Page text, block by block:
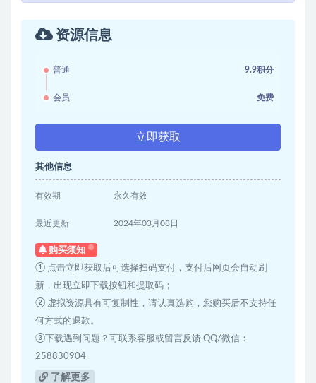
资源信息
普通 9.9积分
会员 免费
立即获取
其他信息
有效期 永久有效
最近更新 2024年03月08日
购买须知
① 点击立即获取后可选择扫码支付，支付后网页会自动刷
新，出现立即下载按钮和提取码；
② 虚拟资源具有可复制性，请认真选购，您购买后不支持任
何方式的退款。
③下载遇到问题？可联系客服或留言反馈 QQ/微信：
258830904
了解更多